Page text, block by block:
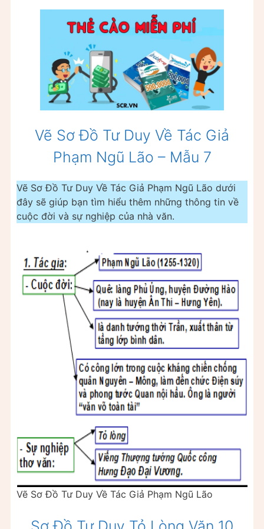
Vẽ Sơ Đồ Tư Duy Về Tác Giả
Phạm Ngũ Lão – Mẫu 7
Vẽ Sơ Đồ Tư Duy Về Tác Giả Phạm Ngũ Lão dưới
đây sẽ giúp bạn tìm hiểu thêm những thông tin về
cuộc đời và sự nghiệp của nhà văn.
Vẽ Sơ Đồ Tư Duy Về Tác Giả Phạm Ngũ Lão